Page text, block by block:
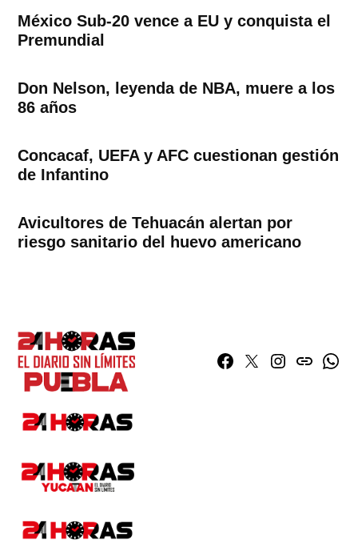
México Sub-20 vence a EU y conquista el
Premundial
Don Nelson, leyenda de NBA, muere a los
86 años
Concacaf, UEFA y AFC cuestionan gestión
de Infantino
Avicultores de Tehuacán alertan por
riesgo sanitario del huevo americano
Facebook
TwitterInstagram
issuu